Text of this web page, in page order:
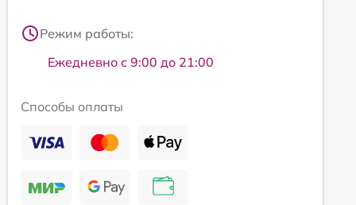
Режим работы:
Ежедневно с 9:00 до 21:00
Способы оплаты